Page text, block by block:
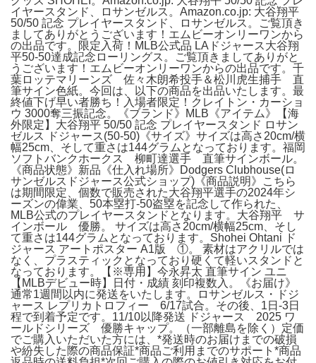
イヤースタンド、ロサンゼルス。Amazon.co.jp: 大谷翔平
50/50 記念 プレイヤースタンド、ロサンゼルス。ご覧頂き
ましてありがとうございます！エムビーオンリーワンから
の出品です。限定入荷！MLB公式品 LAドジャース大谷翔
平50-50達成記念ローリングス。ご覧頂きましてありがと
うございます！エムビーオンリーワンからの出品です。千
葉ロッテマリーンズ 佐々木朗希投手＆松川虎生捕手 直
筆サイン色紙。今回は、以下の商品を出品いたします。最
終値下げ早い者勝ち！入場者限定！クレイトン・カーショ
ウ 3000奪三振記念。《ブランド》MLB《アイテム》【海
外限定】大谷翔平 50/50 記念 プレイヤースタンド ロサン
ゼルス ドジャース(50-50)《サイズ》サイズは高さ20cm/横
幅25cm、そして重さは144グラムとなっております。福岡
ソフトバンクホークス 柳町達選手 直筆サインボール。
《商品状態》新品《仕入れ場所》Dodgers Clubhouse(ロ
サンゼルスドジャース公式ショップ)《商品説明》こちら
は期間限定、個数で販売された大谷翔平選手の2024年シ
ーズンの偉業、50本塁打-50盗塁を記念して作られた、
MLB公式のプレイヤースタンドとなります。大谷翔平 サ
インボール 優勝。 サイズは高さ20cm/横幅25cm、そし
て重さは144グラムとなっております。Shohei Ohtani ド
ジャース アートポスター A1版 ①。 素材はアクリルでは
なく、プラスティックとなっており硬くて軽いスタンドと
なっております。【※専用】今永昇太 直筆サイン ユニ
【MLBデビュー時】日付・成績 刻印複数入。《お届け》
通常1週間以内に発送をいたします。ロサンゼルス・ドジ
ャース レプリカトロフィー 6/17試合。その後、1日-3日
程で到着予定です。11/10以降発送 ドジャース 2025 ワ
ールドシリーズ 優勝キャップ。（一部離島を除く）定価
でご購入いただいた方には、*発送時のお届けまでの破損
や紛失した際の商品保証*商品ご利用までのサポート*商品